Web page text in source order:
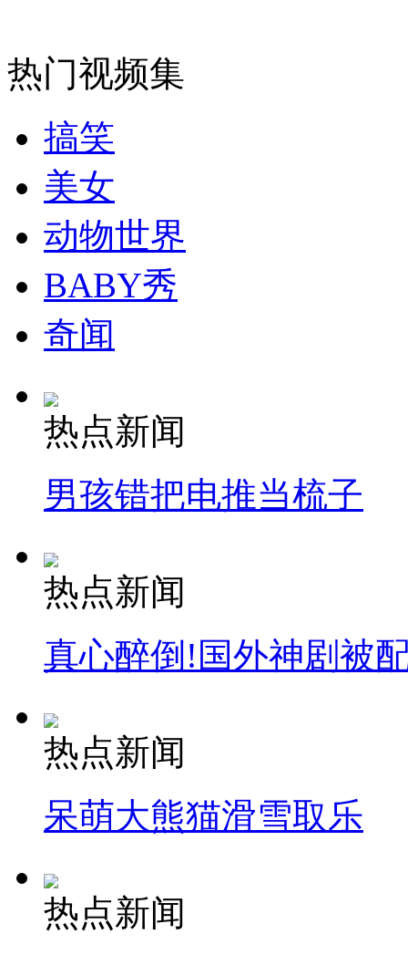
无痛分娩是否安全 医生回应
外交部：反对强权政治霸凌主义
外交部：有关国家言论片面不公正
安徽一实载49人客车翻车
走！跟着总书记去植树
纽约上演“枕头大战”
热门视频集
搞笑
美女
动物世界
BABY秀
奇闻
热点新闻
男孩错把电推当梳子
热点新闻
真心醉倒!国外神剧被
热点新闻
呆萌大熊猫滑雪取乐
热点新闻